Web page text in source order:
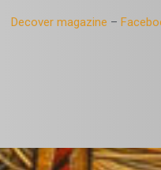
Decover magazine –